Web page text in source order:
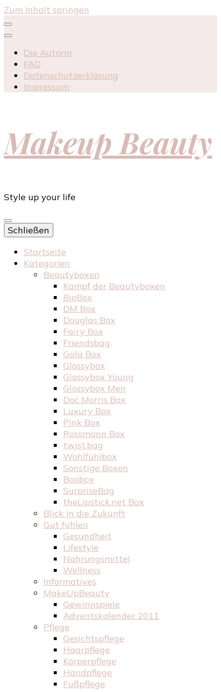
Zum Inhalt springen
Die Autorin
FAQ
Datenschutzerklärung
Impressum
Makeup Beauty
Style up your life
Schließen
Startseite
Kategorien
Beautyboxen
Kampf der Beautyboxen
BioBox
DM Box
Douglas Box
Fairy Box
Friendsbag
Gala Box
Glossybox
Glossybox Young
Glossybox Men
Doc Morris Box
Luxury Box
Pink Box
Rossmann Box
twist.bag
Wohlfühlbox
Sonstige Boxen
Boobox
SurpriseBag
theLipstick.net Box
Blick in die Zukunft
Gut fühlen
Gesundheit
Lifestyle
Nahrungsmittel
Wellness
Informatives
MakeUpBeauty
Gewinnspiele
Adventskalender 2011
Pflege
Gesichtspflege
Haarpflege
Körperpflege
Handpflege
Fußpflege